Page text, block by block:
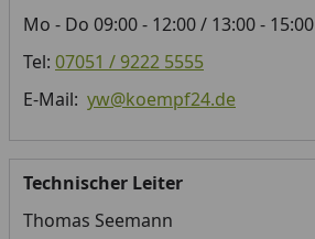
Mo - Do 09:00 - 12:00 / 13:00 - 15:00
Tel: 07051 / 9222 5555
E-Mail: yw@koempf24.de
Technischer Leiter
Thomas Seemann